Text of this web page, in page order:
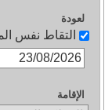
لعودة
التقاط نفس
الإقامة